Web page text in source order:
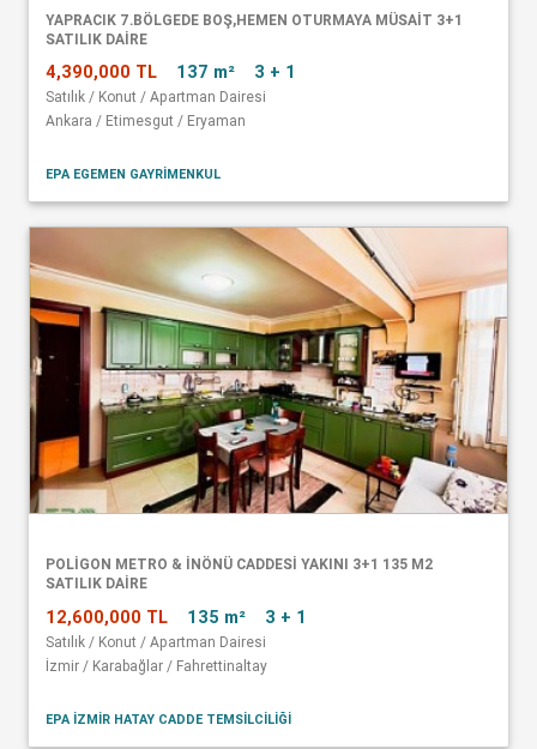
YAPRACIK 7.BÖLGEDE BOŞ,HEMEN OTURMAYA MÜSAİT 3+1
SATILIK DAİRE
4,390,000 TL 137 m² 3 + 1
Satılık / Konut / Apartman Dairesi
Ankara / Etimesgut / Eryaman
EPA EGEMEN GAYRİMENKUL
POLİGON METRO & İNÖNÜ CADDESİ YAKINI 3+1 135 M2
SATILIK DAİRE
12,600,000 TL 135 m² 3 + 1
Satılık / Konut / Apartman Dairesi
İzmir / Karabağlar / Fahrettinaltay
EPA İZMİR HATAY CADDE TEMSİLCİLİĞİ